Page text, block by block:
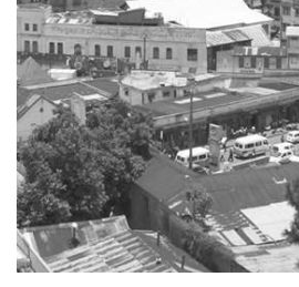
Annuaire
Offres d’emploi
Forum
Actualités
Nous contacter